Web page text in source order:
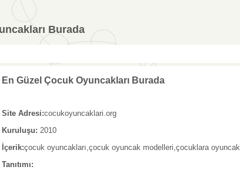
Burada
En Güzel Çocuk Oyuncakları Burada
Site Adresi:cocukoyuncaklari.org
Kuruluşu: 2010
İçerik:çocuk oyuncakları,çocuk oyuncak modelleri,çocuklara oyuncak
Tanıtımı: